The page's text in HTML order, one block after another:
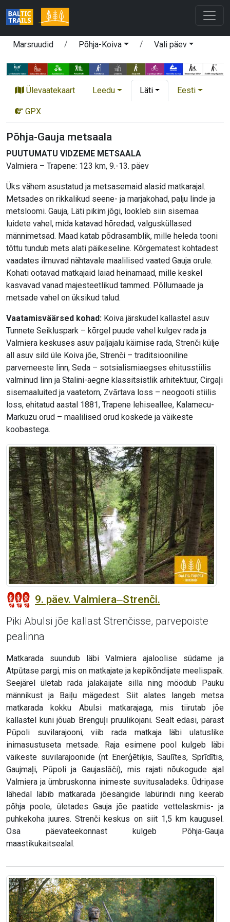
Marsruudid Põhja-Koiva Vali päev
Ülevaatekaart Leedu Läti Eesti
GPX
Põhja-Gauja metsaala
PUUTUMATU VIDZEME METSAALA
Valmiera – Trapene: 123 km, 9.-13. päev
Üks vähem asustatud ja metsasemaid alasid matkarajal.
Metsades on rikkalikud seene- ja marjakohad, palju linde ja
metsloomi. Gauja, Läti pikim jõgi, lookleb siin sisemaa
luidete vahel, mida katavad hõredad, valgusküllased
männimetsad. Maad katab põdrasamblik, mille heleda tooni
tõttu tundub mets alati päikeseline. Kõrgematest kohtadest
vaadates ilmuvad nähtavale maalilised vaated Gauja orule.
Kohati ootavad matkajaid laiad heinamaad, mille keskel
kasvavad vanad majesteetlikud tammed. Põllumaade ja
metsade vahel on üksikud talud.
Vaatamisväärsed kohad: Koiva järskudel kallastel asuv
Tunnete Seikluspark – kõrgel puude vahel kulgev rada ja
Valmiera keskuses asuv paljajalu käimise rada, Strenči külje
all asuv sild üle Koiva jõe, Strenči – traditsiooniline
parvemeeste linn, Seda – sotsialismiaegses ehitusstiilis
valminud linn ja Stalini-aegne klassitsistlik arhitektuur, Cirgaļi
sisemaaluited ja vaatetorn, Zvārtava loss – neogooti stiilis
loss, ehitatud aastal 1881, Trapene lehiseallee, Kalamecu-
Markuzu orud – maalilised orud koskede ja väikeste
koobastega.
9. päev. Valmiera‒Strenči.
Piki Abulsi jõe kallast Strenčisse, parvepoiste
pealinna
Matkarada suundub läbi Valmiera ajaloolise südame ja
Atpūtase pargi, mis on matkajate ja kepikõndijate meelispaik.
Seejärel ületab rada jalakäijate silla ning möödub Pauku
männikust ja Baiļu mägedest. Siit alates langeb metsa
matkarada kokku Abulsi matkarajaga, mis tiirutab jõe
kallastel kuni jõuab Brenguļi pruulikojani. Sealt edasi, pärast
Pūpoli suvilarajooni, viib rada matkaja läbi ulatuslike
inimasustuseta metsade. Raja esimene pool kulgeb läbi
väikeste suvilarajoonide (nt Enerģētiķis, Saulītes, Sprīdītis,
Gaujmaļi, Pūpoli ja Gaujaslāči), mis rajati nõukogude ajal
Valmiera ja ümbruskonna inimeste suvitusaladeks. Ūdriņase
lähedal läbib matkarada jõesängide labürindi ning keerab
põhja poole, ületades Gauja jõe paatide vettelaskmis- ja
puhkekoha juures. Strenči keskus on siit 1,5 km kaugusel.
Osa päevateekonnast kulgeb Põhja-Gauja
maastikukaitsealal.